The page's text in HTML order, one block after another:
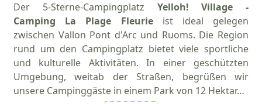
Der 5-Sterne-Campingplatz Yelloh! Village -
Camping La Plage Fleurieist ideal gelegen
zwischen Vallon Pont d'Arc und Ruoms. Die Region
rund um den Campingplatz bietet viele sportliche
und kulturelle Aktivitäten. In einer geschützten
Umgebung, weitab der Straßen, begrüßen wir
unsere Campinggäste in einem Park von 12 Hektar…